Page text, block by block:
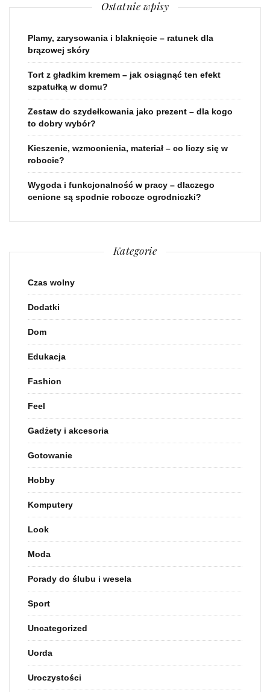
Ostatnie wpisy
Plamy, zarysowania i blaknięcie – ratunek dla
brązowej skóry
Tort z gładkim kremem – jak osiągnąć ten efekt
szpatułką w domu?
Zestaw do szydełkowania jako prezent – dla kogo
to dobry wybór?
Kieszenie, wzmocnienia, materiał – co liczy się w
robocie?
Wygoda i funkcjonalność w pracy – dlaczego
cenione są spodnie robocze ogrodniczki?
Kategorie
Czas wolny
Dodatki
Dom
Edukacja
Fashion
Feel
Gadżety i akcesoria
Gotowanie
Hobby
Komputery
Look
Moda
Porady do ślubu i wesela
Sport
Uncategorized
Uorda
Uroczystości